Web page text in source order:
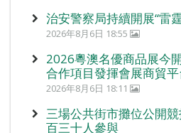
治安警察局持續開展“雷
2026年8月6日 18:55
2026粵澳名優商品展今
合作項目發揮會展商貿
2026年8月6日 18:11
三場公共街市攤位公開
百三十人參與